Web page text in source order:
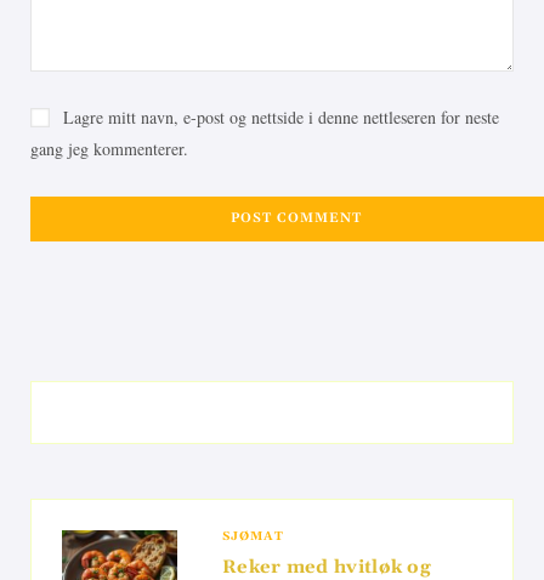
Lagre mitt navn, e-post og nettside i denne nettleseren for neste
gang jeg kommenterer.
SJØMAT
Reker med hvitløk og